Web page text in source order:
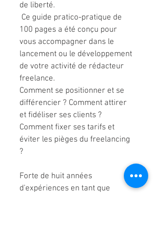
de liberté.
Ce guide pratico-pratique de
100 pages a été conçu pour
vous accompagner dans le
lancement ou le développement
de votre activité de rédacteur
freelance.
Comment se positionner et se
différencier ? Comment attirer
et fidéliser ses clients ?
Comment fixer ses tarifs et
éviter les pièges du freelancing
?
Forte de huit années
d'expériences en tant que